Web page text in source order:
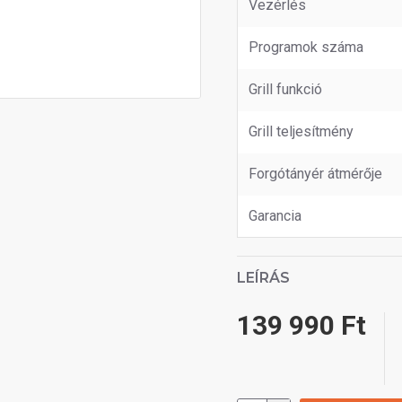
Vezérlés
Programok száma
Grill funkció
Grill teljesítmény
Forgótányér átmérője
Garancia
LEÍRÁS
139 990 Ft